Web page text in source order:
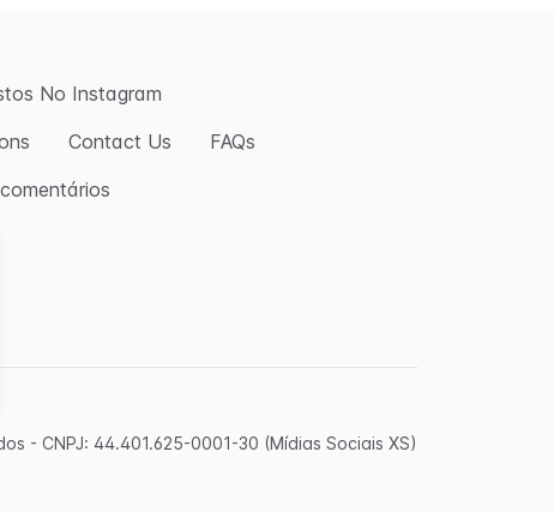
No Instagram
Contact Us
FAQs
- CNPJ: 44.401.625-0001-30 (Mídias Sociais XS)